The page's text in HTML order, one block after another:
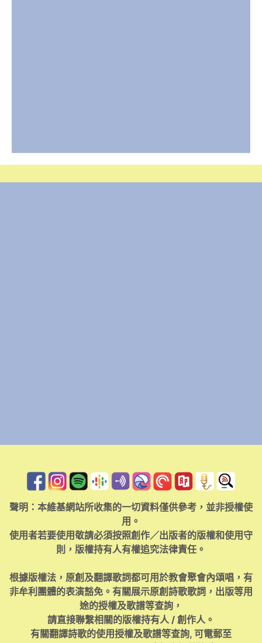
聲明：本維基網站所收集的一切資料僅供參考，並非授權使
用。
使用者若要使用敬請必須按照創作／出版者的版權和使用守
則，版權持有人有權追究法律責任。
根據版權法，原創及翻譯歌詞都可用於教會聚會內頌唱，有
非牟利團體的表演豁免。有關展示原創詩歌歌詞，出版等用
途的授權及歌譜等查詢，
請直接聯繫相關的版權持有人 / 創作人。
有關翻譯詩歌的使用授權及歌譜等查詢, 可電郵至